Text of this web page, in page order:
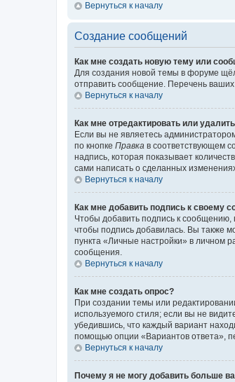
Вернуться к началу
Создание сообщений
Как мне создать новую тему или
Для создания новой темы в форуме
отправить сообщение. Перечень
Вернуться к началу
Как мне отредактировать или
Если вы не являетесь
по кнопке Правка в соответствующем
надпись, которая показывает
сами написать о сделанных
Вернуться к началу
Как мне добавить подпись к своему
Чтобы добавить подпись к
чтобы подпись добавилась. Вы также
пункта «Личные настройки» в личном
сообщения.
Вернуться к началу
Как мне создать опрос?
При создании темы или
используемого стиля; если вы не
убедившись, что каждый вариант
помощью опции «Вариантов ответа»,
Вернуться к началу
Почему я не могу добавить больше